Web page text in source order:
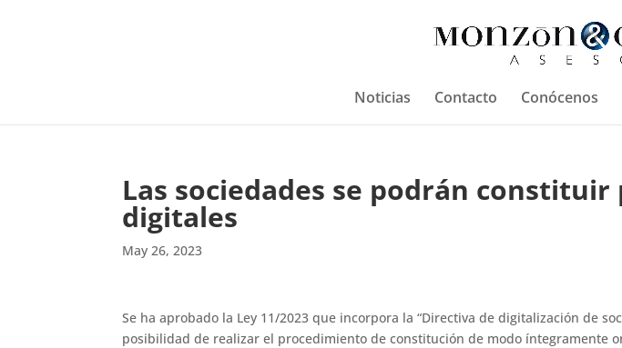
Noticias Contacto Conócenos
Las sociedades se podrán constituir
digitales
May 26, 2023
Se ha aprobado la Ley 11/2023 que incorpora la “Directiva de digitalización de
posibilidad de realizar el procedimiento de constitución de modo íntegramente